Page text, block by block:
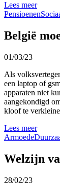
Lees meer
Pensioenen
België
01/03/23
Als
een laptop of
apparaten niet
aangekondigd
kloof te
Lees meer
Armoede
Welzijn
28/02/23